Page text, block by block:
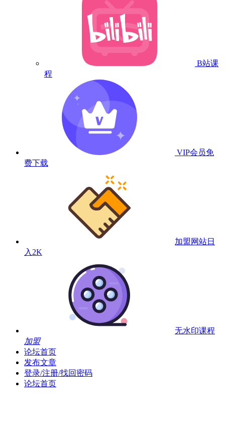
B站课
程
VIP会员免
费下载
加盟网站日
入2K
无水印课程
加盟
论坛首页
发布文章
登录/注册/找回密码
论坛首页